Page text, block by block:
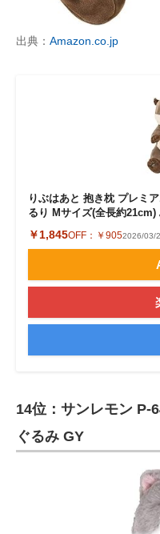
出典： Amazon.co.jp
りぶはあと 抱き枕 プレミ
るり Mサイズ(全長約
￥1,845OFF： ￥9052026/03/
14位：サンレモン P-
ぐるみ GY